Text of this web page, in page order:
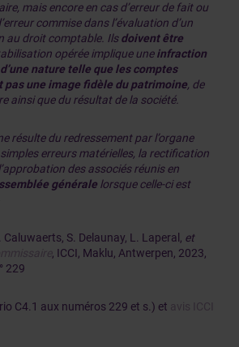
mais encore en cas d’erreur de fait ou
commise dans l’évaluation d’un
au droit comptable. Ilsdoivent être
opérée implique uneinfraction
nature telle que les comptes
pas une image fidèle du patrimoine , de
ainsi que du résultat de la société.
résulte du redressement par l’organe
erreurs matérielles, la rectification
des associés réunis en
générale lorsque celle-ci est
Caluwaerts, S. Delaunay, L. Laperal, et
, ICCI, Maklu, Antwerpen, 2023,
229
C4.1 aux numéros 229 et s.) et avis ICCI